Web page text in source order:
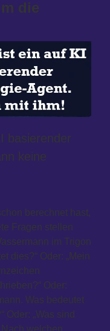
die
basierender
keine
berechnet hast,
Fragen stellen
im Trigon
dies?“ Oder: „Mein
Oder:
Was bedeutet
Oder: „Was sind
welchen